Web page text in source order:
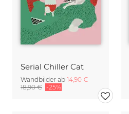
Serial Chiller Cat
Wandbilder ab 14,90 €
18,90 € -25%